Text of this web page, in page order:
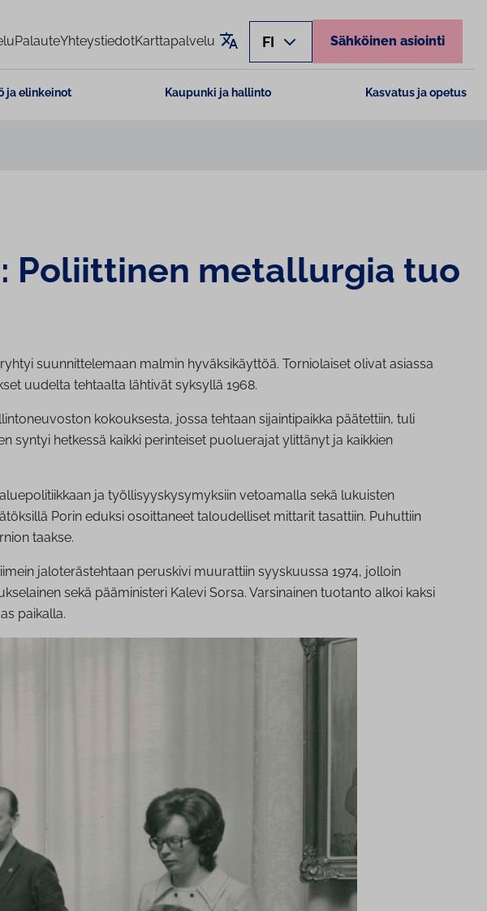
PalauteYhteystiedotKarttapalvelu Käännä sivu
FI Sähköinen asiointi
ja elinkeinot Kaupunki ja hallinto Kasvatus ja opetus
Poliittinen metallurgia tuo
suunnittelemaan malmin hyväksikäyttöä. Torniolaiset olivat asiassa
uudelta tehtaalta lähtivät syksyllä 1968.
kokouksesta, jossa tehtaan sijaintipaikka päätettiin, tuli
syntyi hetkessä kaikki perinteiset puoluerajat ylittänyt ja kaikkien
ja työllisyyskysymyksiin vetoamalla sekä lukuisten
Porin eduksi osoittaneet taloudelliset mittarit tasattiin. Puhuttiin
taakse.
jaloterästehtaan peruskivi muurattiin syyskuussa 1974, jolloin
sekä pääministeri Kalevi Sorsa. Varsinainen tuotanto alkoi kaksi
paikalla.